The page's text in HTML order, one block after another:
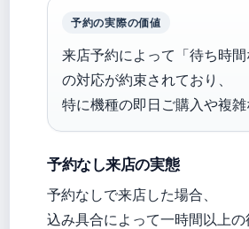
予約の実際の価値
来店予約によって「待ち時
の対応が約束されており、
特に機種の即日ご購入や複
予約なし来店の実態
予約なしで来店した場合、
込み具合によって一時間以上